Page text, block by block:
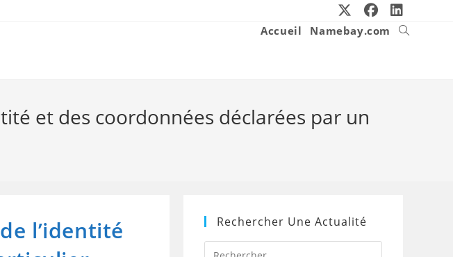
Accueil Namebay.com
Toggle
et des coordonnées déclarées par un
l’identité
Rechercher Une Actualité
Press